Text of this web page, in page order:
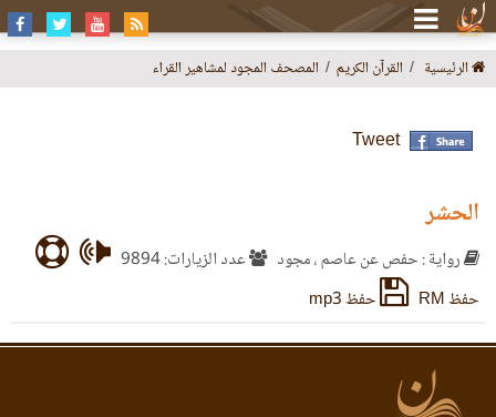
الرئيسية القرآن الكريم المصحف المجود لمشاهير القراء
Tweet
الحشر
رواية : حفص عن عاصم ، مجود
عدد الزيارات: 9894
حفظ RM
حفظ mp3